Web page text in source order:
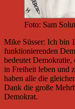
Foto: Sam
Mike Süsser: Ich bin
funktionierenden
bedeutet Demokratie,
in Freiheit leben und
haben alle die
Dank die große
Demokrat.